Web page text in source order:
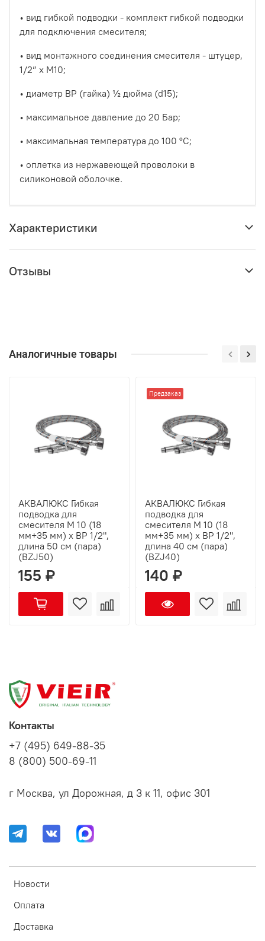
• вид гибкой подводки - комплект гибкой подводки
для подключения смесителя;
• вид монтажного соединения смесителя - штуцер,
1/2” х M10;
• диаметр ВР (гайка) ½ дюйма (d15);
• максимальное давление до 20 Бар;
• максимальная температура до 100 °С;
• оплетка из нержавеющей проволоки в
силиконовой оболочке.
Характеристики
Отзывы
Аналогичные товары
АКВАЛЮКС Гибкая
подводка для
смесителя М 10 (18
мм+35 мм) х ВР 1/2",
длина 50 см (пара)
(BZJ50)
155 ₽
Предзаказ
АКВАЛЮКС Гибкая
подводка для
смесителя М 10 (18
мм+35 мм) х ВР 1/2",
длина 40 см (пара)
(BZJ40)
140 ₽
Новости
Оплата
Доставка
Контакты
+7 (495) 649-88-35
8 (800) 500-69-11
г Москва, ул Дорожная, д 3 к 11, офис 301